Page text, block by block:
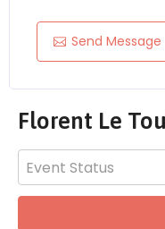
Send Message
Florent Le
Event Status